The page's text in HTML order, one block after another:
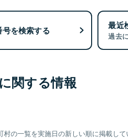
を検索する 最近
過去
関する情報
の一覧を実施日の新しい順に掲載して